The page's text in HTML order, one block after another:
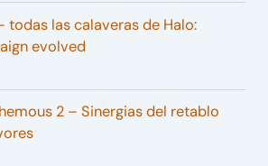
todas las calaveras de Halo:
evolved
2 – Sinergias del retablo